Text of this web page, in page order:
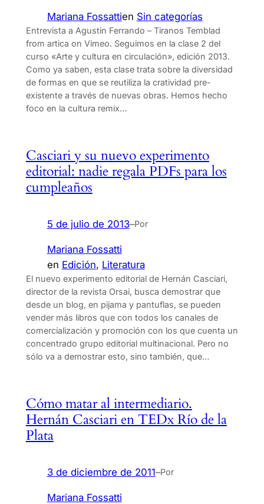
Mariana Fossattien Sin categorías
Entrevista a Agustin Ferrando – Tiranos Temblad
from artica on Vimeo. Seguimos en la clase 2 del
curso «Arte y cultura en circulación», edición 2013.
Como ya saben, esta clase trata sobre la diversidad
de formas en que se reutiliza la cratividad pre-
existente a través de nuevas obras. Hemos hecho
foco en la cultura remix…
Casciari y su nuevo experimento
editorial: nadie regala PDFs para los
cumpleaños
5 de julio de 2013–Por
Mariana Fossatti
en Edición, Literatura
El nuevo experimento editorial de Hernán Casciari,
director de la revista Orsai, busca demostrar que
desde un blog, en pijama y pantuflas, se pueden
vender más libros que con todos los canales de
comercialización y promoción con los que cuenta un
concentrado grupo editorial multinacional. Pero no
sólo va a demostrar esto, sino también, que…
Cómo matar al intermediario.
Hernán Casciari en TEDx Río de la
Plata
3 de diciembre de 2011–Por
Mariana Fossatti